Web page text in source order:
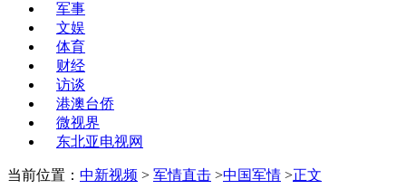
军事
文娱
体育
财经
访谈
港澳台侨
微视界
东北亚电视网
当前位置： 中新视频 > 军情直击 >中国军情 >正文